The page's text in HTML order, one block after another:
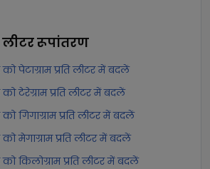
लीटररूपांतरण
को पेटाग्राम प्रति लीटर में बदलें
को टेरेग्राम प्रति लीटर में बदलें
को गिगाग्राम प्रति लीटर में बदलें
को मेगाग्राम प्रति लीटर में बदलें
को किलोग्राम प्रति लीटर में बदलें